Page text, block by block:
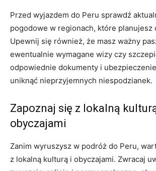
Przed wyjazdem do Peru sprawdź
pogodowe w ​regionach, które planujesz
Upewnij się również, że masz ważny
ewentualnie wymagane wizy czy
‍odpowiednie dokumenty i
uniknąć nieprzyjemnych niespodzianek.
Zapoznaj się z lokalną
obyczajami
Zanim wyruszysz w ⁣podróż do Peru,
z lokalną kulturą i obyczajami. Zwracaj